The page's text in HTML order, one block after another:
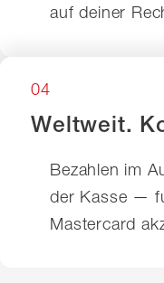
auf deiner
04
Weltweit.
Bezahlen im
der Kasse —
Mastercard